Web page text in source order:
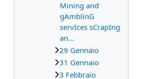
Mining and
gAmblinG
servIces sCrapIng
an...
29 Gennaio
31 Gennaio
3 Febbraio